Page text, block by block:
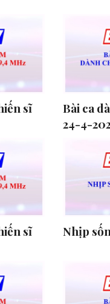
sĩ
Bài ca
24-4-
sĩ
Nhịp